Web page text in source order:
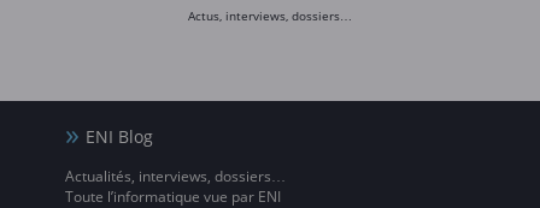
Actus, interviews, dossiers…
ENI Blog
Actualités, interviews, dossiers…
Toute l’informatique vue par ENI